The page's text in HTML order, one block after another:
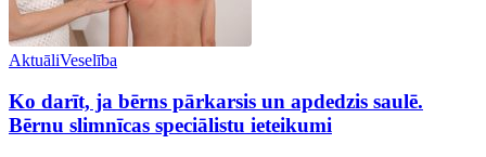
AktuāliVeselība
Ko darīt, ja bērns pārkarsis un apdedzis saulē.
Bērnu slimnīcas speciālistu ieteikumi